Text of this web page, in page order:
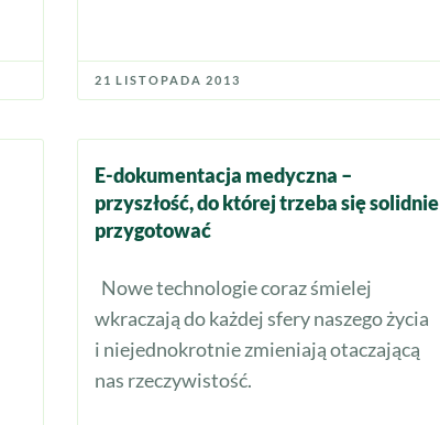
21 LISTOPADA 2013
E-dokumentacja medyczna –
przyszłość, do której trzeba się solidnie
przygotować
Nowe technologie coraz śmielej
wkraczają do każdej sfery naszego życia
i niejednokrotnie zmieniają otaczającą
nas rzeczywistość.